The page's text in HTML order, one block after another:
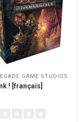
GAME STUDIOS
! [français]